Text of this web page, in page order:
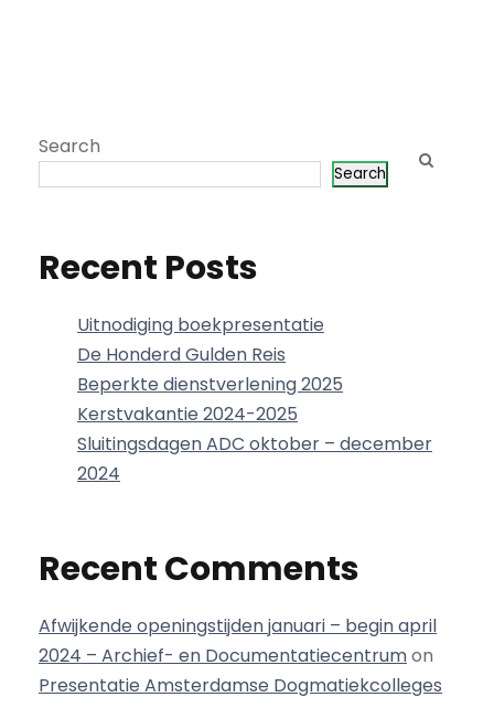
Search
Search
Recent Posts
Uitnodiging boekpresentatie
De Honderd Gulden Reis
Beperkte dienstverlening 2025
Kerstvakantie 2024-2025
Sluitingsdagen ADC oktober – december
2024
Recent Comments
Afwijkende openingstijden januari – begin april
2024 – Archief- en Documentatiecentrumon
Presentatie Amsterdamse Dogmatiekcolleges